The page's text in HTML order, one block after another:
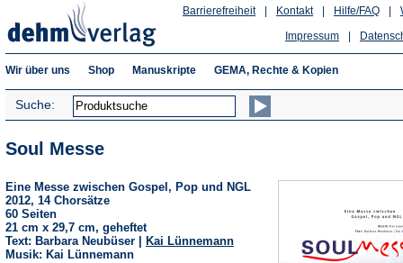
Hilfe/FAQ
Kontakt
Barrierefreiheit
Impressum
Wir über uns Shop Manuskripte GEMA, Rechte & Kopien
Suche:
Soul Messe
Eine Messe zwischen Gospel, Pop und NGL
2012, 14 Chorsätze
60 Seiten
21 cm x 29,7 cm, geheftet
Text: Barbara Neubüser |
Kai Lünnemann
Musik: Kai Lünnemann